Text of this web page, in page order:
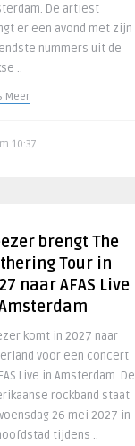
De artiest
er een avond met zijn
nummers uit de
..
Meer
10:37
brengt The
Tour in
naar AFAS Live
komt in 2027 naar
voor een concert
Live in Amsterdam. De
rockband staat
26 mei 2027 in
tijdens ..